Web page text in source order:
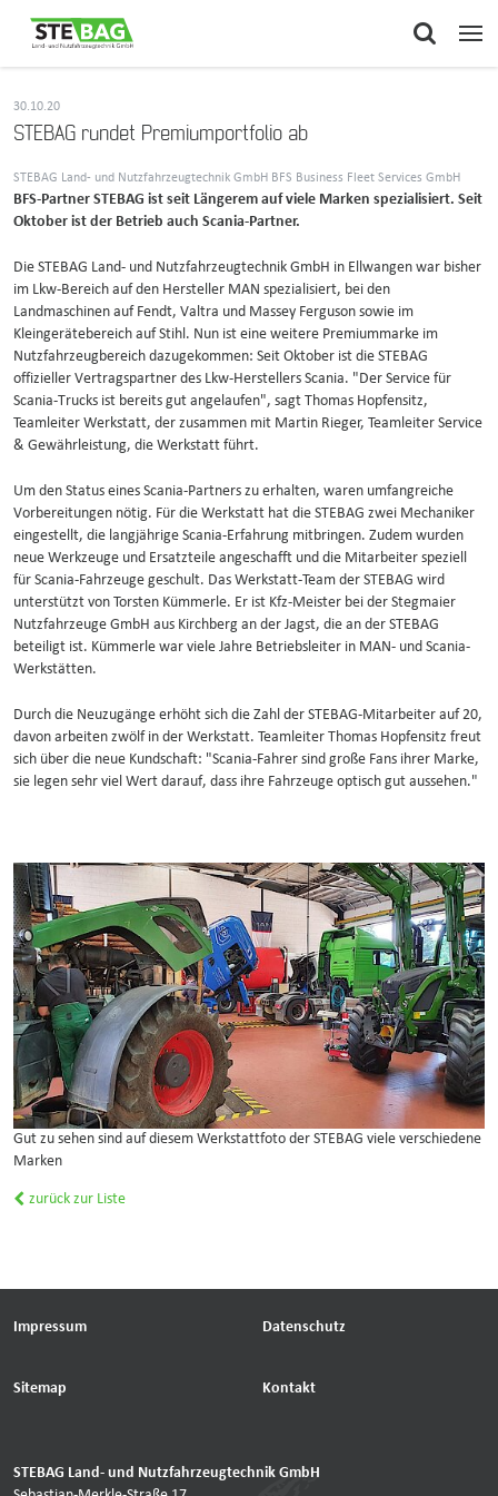
30.10.20
STEBAG rundet Premiumportfolio ab
STEBAG Land- und Nutzfahrzeugtechnik GmbH BFS Business Fleet Services GmbH
BFS-Partner STEBAG ist seit Längerem auf viele Marken spezialisiert. Seit
Oktober ist der Betrieb auch Scania-Partner.
Die STEBAG Land- und Nutzfahrzeugtechnik GmbH in Ellwangen war bisher
im Lkw-Bereich auf den Hersteller MAN spezialisiert, bei den
Landmaschinen auf Fendt, Valtra und Massey Ferguson sowie im
Kleingerätebereich auf Stihl. Nun ist eine weitere Premiummarke im
Nutzfahrzeugbereich dazugekommen: Seit Oktober ist die STEBAG
offizieller Vertragspartner des Lkw-Herstellers Scania. "Der Service für
Scania-Trucks ist bereits gut angelaufen", sagt Thomas Hopfensitz,
Teamleiter Werkstatt, der zusammen mit Martin Rieger, Teamleiter Service
& Gewährleistung, die Werkstatt führt.
Um den Status eines Scania-Partners zu erhalten, waren umfangreiche
Vorbereitungen nötig. Für die Werkstatt hat die STEBAG zwei Mechaniker
eingestellt, die langjährige Scania-Erfahrung mitbringen. Zudem wurden
neue Werkzeuge und Ersatzteile angeschafft und die Mitarbeiter speziell
für Scania-Fahrzeuge geschult. Das Werkstatt-Team der STEBAG wird
unterstützt von Torsten Kümmerle. Er ist Kfz-Meister bei der Stegmaier
Nutzfahrzeuge GmbH aus Kirchberg an der Jagst, die an der STEBAG
beteiligt ist. Kümmerle war viele Jahre Betriebsleiter in MAN- und Scania-
Werkstätten.
Durch die Neuzugänge erhöht sich die Zahl der STEBAG-Mitarbeiter auf 20,
davon arbeiten zwölf in der Werkstatt. Teamleiter Thomas Hopfensitz freut
sich über die neue Kundschaft: "Scania-Fahrer sind große Fans ihrer Marke,
sie legen sehr viel Wert darauf, dass ihre Fahrzeuge optisch gut aussehen."
Gut zu sehen sind auf diesem Werkstattfoto der STEBAG viele verschiedene
Marken
zurück zur Liste
Impressum Datenschutz
Sitemap Kontakt
STEBAG Land- und Nutzfahrzeugtechnik GmbH